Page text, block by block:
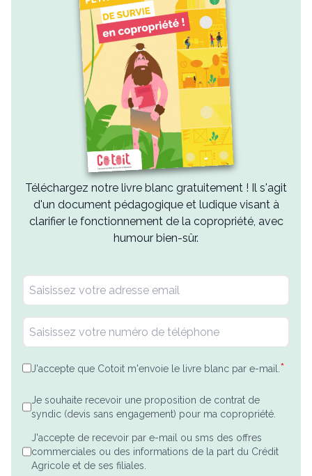
Téléchargez notre livre blanc gratuitement ! Il s'agit
d'un document pédagogique et ludique visant à
clarifier le fonctionnement de la copropriété, avec
humour bien-sûr.
J'accepte que Cotoit m'envoie le livre blanc par e-mail. *
Je souhaite recevoir une proposition de contrat de
syndic (devis sans engagement) pour ma copropriété.
J'accepte de recevoir par e-mail ou sms des offres
commerciales ou des informations de la part du Crédit
Agricole et de ses filiales.